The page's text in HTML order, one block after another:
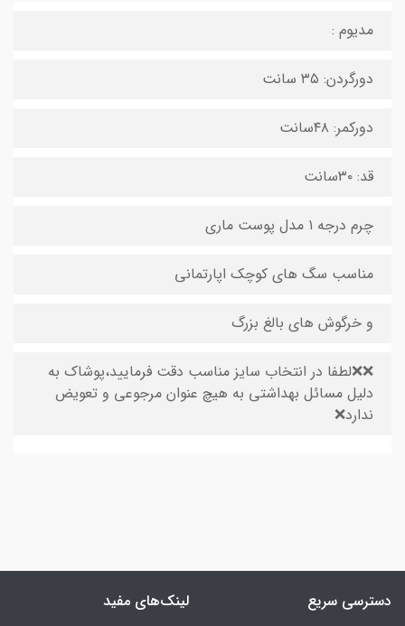
مدیوم :
دورگردن: ۳۵ سانت
دورکمر: ۴۸سانت
قد: ۳۰سانت
چرم درجه ۱ مدل پوست ماری
مناسب سگ های کوچک اپارتمانی
و خرگوش های بالغ بزرگ
❌❌لطفا در انتخاب سایز مناسب دقت فرمایید،پوشاک به
دلیل مسائل بهداشتی به هیچ عنوان مرجوعی و تعویض
ندارد❌
دسترسی سریع لینک‌های مفید